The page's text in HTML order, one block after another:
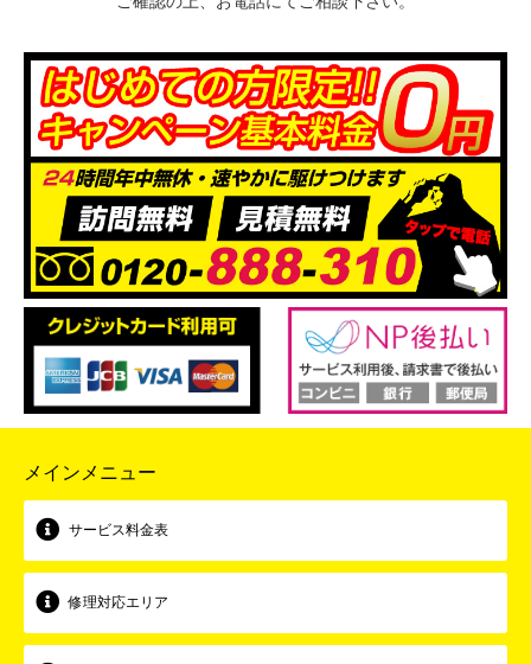
メインメニュー
サービス料金表
修理対応エリア